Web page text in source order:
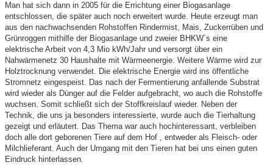
Man hat sich dann in 2005 für die Errichtung einer Biogasanlage
entschlossen, die später auch noch erweitert wurde. Heute erzeugt man
aus den nachwachsenden Rohstoffen Rindermist, Mais, Zuckerrüben und
Grünroggen mithilfe der Biogasanlage und zweier BHKW´s eine
elektrische Arbeit von 4,3 Mio kWh/Jahr und versorgt über ein
Nahwärmenetz 30 Haushalte mit Wärmeenergie. Weitere Wärme wird zur
Holztrocknung verwendet. Die elektrische Energie wird ins öffentliche
Stromnetz eingespeist. Das nach der Fermentierung anfallende Substrat
wird wieder als Dünger auf die Felder aufgebracht, wo auch die Rohstoffe
wuchsen. Somit schließt sich der Stoffkreislauf wieder. Neben der
Technik, die uns ja besonders interessierte, wurde auch die Tierhaltung
gezeigt und erläutert. Das Thema war auch hochinteressant, verbleiben
doch alle dort geborenen Tiere auf dem Hof , entweder als Fleisch- oder
Milchlieferant. Auch der Umgang mit den Tieren hat bei uns einen guten
Eindruck hinterlassen.